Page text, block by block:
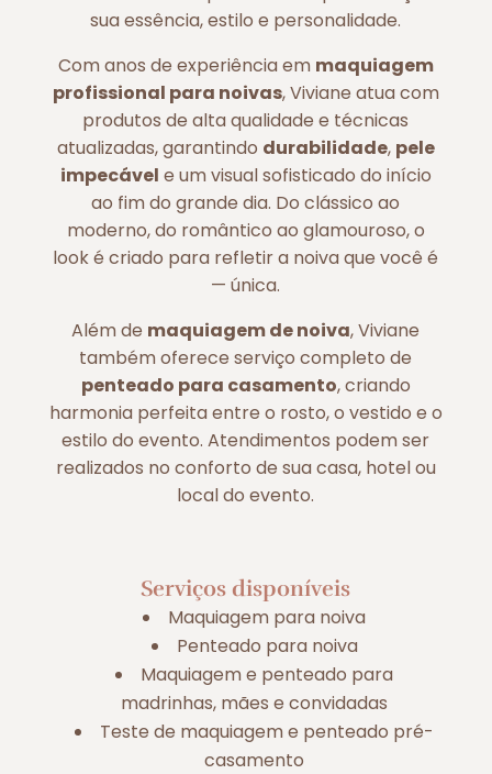
sua essência, estilo e personalidade.
Com anos de experiência em maquiagem
profissional para noivas, Viviane atua com
produtos de alta qualidade e técnicas
atualizadas, garantindo durabilidade, pele
impecável e um visual sofisticado do início
ao fim do grande dia. Do clássico ao
moderno, do romântico ao glamouroso, o
look é criado para refletir a noiva que você é
— única.
Além de maquiagem de noiva, Viviane
também oferece serviço completo de
penteado para casamento, criando
harmonia perfeita entre o rosto, o vestido e o
estilo do evento. Atendimentos podem ser
realizados no conforto de sua casa, hotel ou
local do evento.
Serviços disponíveis
Maquiagem para noiva
Penteado para noiva
Maquiagem e penteado para
madrinhas, mães e convidadas
Teste de maquiagem e penteado pré-
casamento